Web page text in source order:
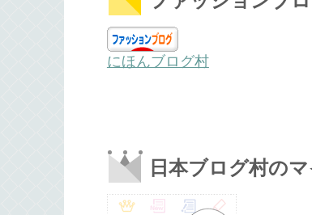
にほんブログ村
日本ブログ村の